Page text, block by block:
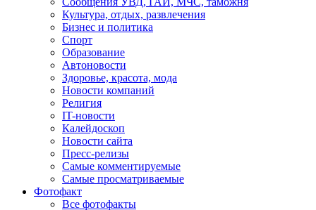
Культура, отдых, развлечения
Бизнес и политика
Спорт
Образование
Автоновости
Здоровье, красота, мода
Новости компаний
Религия
IT-новости
Калейдоскоп
Новости сайта
Пресс-релизы
Самые комментируемые
Самые просматриваемые
Фотофакт
Все фотофакты